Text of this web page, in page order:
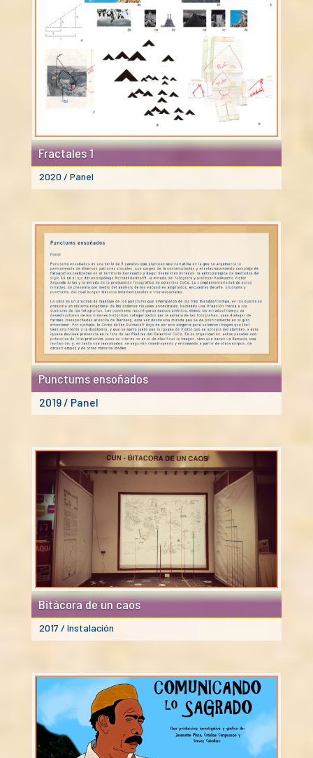
Fractales 1
2020 / Panel
Punctums ensoñados
2019 / Panel
Bitácora de un caos
2017 / Instalación